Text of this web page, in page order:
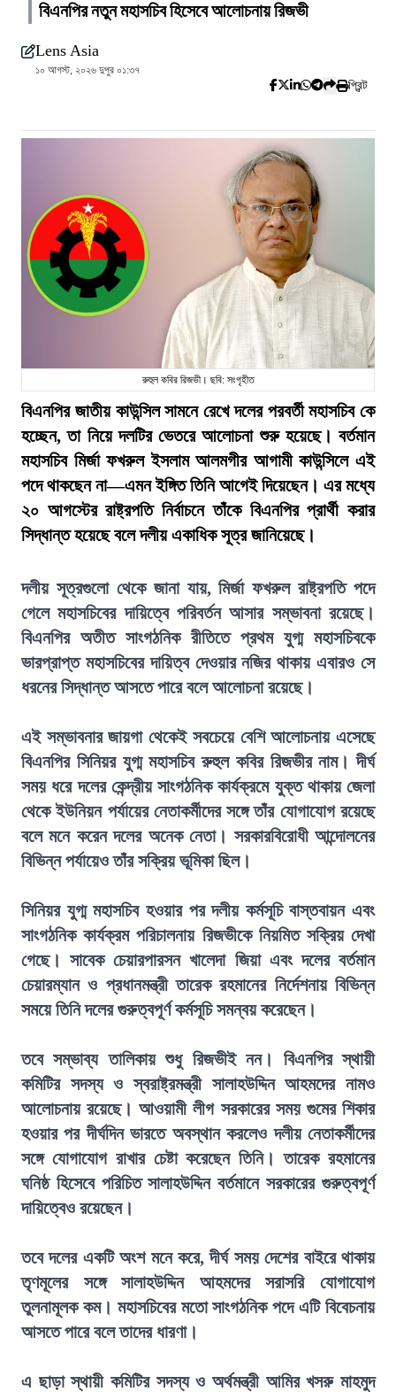
বিএনপির নতুন মহাসচিব হিসেবে আলোচনায় রিজভী
Lens Asia
১০ আগস্ট, ২০২৬ দুপুর ০১:৩৭
প্রিন্ট
রুহুল কবির রিজভী। ছবি: সংগৃহীত
বিএনপির জাতীয় কাউন্সিল সামনে রেখে দলের পরবর্তী মহাসচিব কে
হচ্ছেন, তা নিয়ে দলটির ভেতরে আলোচনা শুরু হয়েছে। বর্তমান
মহাসচিব মির্জা ফখরুল ইসলাম আলমগীর আগামী কাউন্সিলে এই
পদে থাকছেন না—এমন ইঙ্গিত তিনি আগেই দিয়েছেন। এর মধ্যে
২০ আগস্টের রাষ্ট্রপতি নির্বাচনে তাঁকে বিএনপির প্রার্থী করার
সিদ্ধান্ত হয়েছে বলে দলীয় একাধিক সূত্র জানিয়েছে।
দলীয় সূত্রগুলো থেকে জানা যায়, মির্জা ফখরুল রাষ্ট্রপতি পদে
গেলে মহাসচিবের দায়িত্বে পরিবর্তন আসার সম্ভাবনা রয়েছে।
বিএনপির অতীত সাংগঠনিক রীতিতে প্রথম যুগ্ম মহাসচিবকে
ভারপ্রাপ্ত মহাসচিবের দায়িত্ব দেওয়ার নজির থাকায় এবারও সে
ধরনের সিদ্ধান্ত আসতে পারে বলে আলোচনা রয়েছে।
এই সম্ভাবনার জায়গা থেকেই সবচেয়ে বেশি আলোচনায় এসেছে
বিএনপির সিনিয়র যুগ্ম মহাসচিব রুহুল কবির রিজভীর নাম। দীর্ঘ
সময় ধরে দলের কেন্দ্রীয় সাংগঠনিক কার্যক্রমে যুক্ত থাকায় জেলা
থেকে ইউনিয়ন পর্যায়ের নেতাকর্মীদের সঙ্গে তাঁর যোগাযোগ রয়েছে
বলে মনে করেন দলের অনেক নেতা। সরকারবিরোধী আন্দোলনের
বিভিন্ন পর্যায়েও তাঁর সক্রিয় ভূমিকা ছিল।
সিনিয়র যুগ্ম মহাসচিব হওয়ার পর দলীয় কর্মসূচি বাস্তবায়ন এবং
সাংগঠনিক কার্যক্রম পরিচালনায় রিজভীকে নিয়মিত সক্রিয় দেখা
গেছে। সাবেক চেয়ারপারসন খালেদা জিয়া এবং দলের বর্তমান
চেয়ারম্যান ও প্রধানমন্ত্রী তারেক রহমানের নির্দেশনায় বিভিন্ন
সময়ে তিনি দলের গুরুত্বপূর্ণ কর্মসূচি সমন্বয় করেছেন।
তবে সম্ভাব্য তালিকায় শুধু রিজভীই নন। বিএনপির স্থায়ী
কমিটির সদস্য ও স্বরাষ্ট্রমন্ত্রী সালাহউদ্দিন আহমদের নামও
আলোচনায় রয়েছে। আওয়ামী লীগ সরকারের সময় গুমের শিকার
হওয়ার পর দীর্ঘদিন ভারতে অবস্থান করলেও দলীয় নেতাকর্মীদের
সঙ্গে যোগাযোগ রাখার চেষ্টা করেছেন তিনি। তারেক রহমানের
ঘনিষ্ঠ হিসেবে পরিচিত সালাহউদ্দিন বর্তমানে সরকারের গুরুত্বপূর্ণ
দায়িত্বেও রয়েছেন।
তবে দলের একটি অংশ মনে করে, দীর্ঘ সময় দেশের বাইরে থাকায়
তৃণমূলের সঙ্গে সালাহউদ্দিন আহমদের সরাসরি যোগাযোগ
তুলনামূলক কম। মহাসচিবের মতো সাংগঠনিক পদে এটি বিবেচনায়
আসতে পারে বলে তাদের ধারণা।
এ ছাড়া স্থায়ী কমিটির সদস্য ও অর্থমন্ত্রী আমির খসরু মাহমুদ